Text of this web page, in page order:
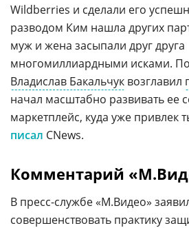
Wildberries и сделали его
разводом Ким нашла других
муж и жена засыпали друг друга
многомиллиардными исками.
Владислав Бакальчук возглавил
начал масштабно развивать ее
маркетплейс, куда уже привлек
писал CNews.
Комментарий
В пресс-службе «М.Видео»
совершенствовать практику